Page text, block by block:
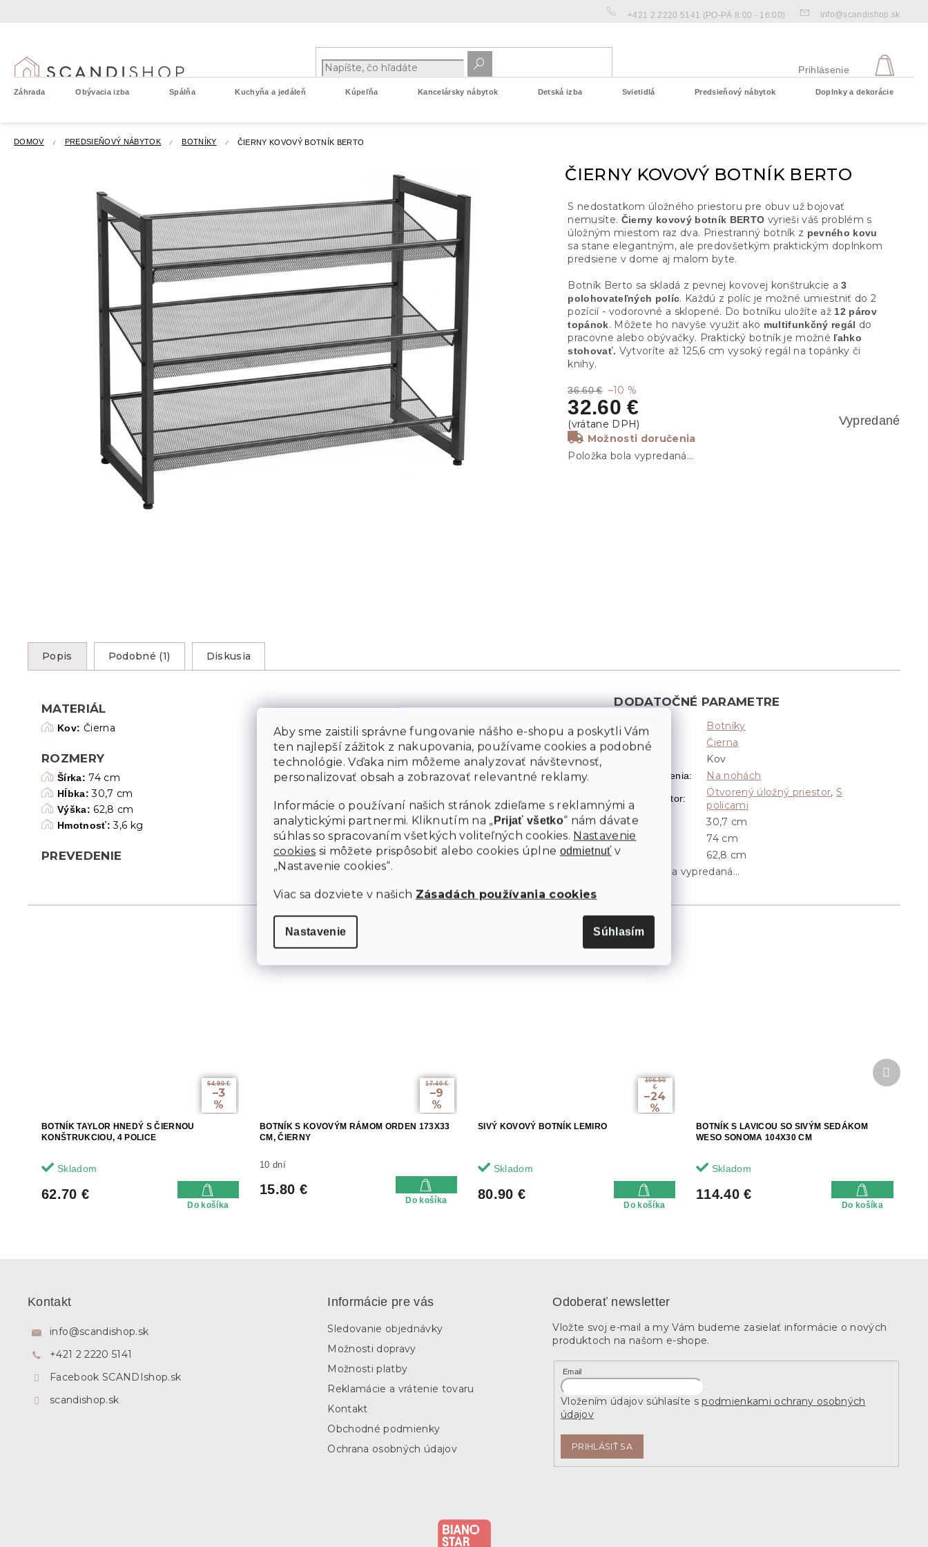
Aby sme zaistili správne fungovanie nášho e-shopu a poskytli Vám
ten najlepší zážitok z nakupovania, používame cookies a podobné
technológie. Vďaka nim môžeme analyzovať návštevnosť,
personalizovať obsah a zobrazovať relevantné reklamy.
Informácie o používaní našich stránok zdieľame s reklamnými a
analytickými partnermi. Kliknutím na „ Prijať všetko“ nám dávate
súhlas so spracovaním všetkých voliteľných cookies. Nastavenie
cookies si môžete prispôsobiť alebo cookies úplne odmietnuť v
„Nastavenie cookies“.
Viac sa dozviete v našich Zásadách používania cookies
Nastavenie Súhlasím
+421 2 2220 5141 (PO-PÁ 8:00 - 16:00) info@scandishop.sk
Prihlásenie
Záhrada Obývacia izba Spálňa Kuchyňa a jedáleň Kúpeľňa Kancelársky nábytok Detská izba Svietidlá Predsieňový nábytok Doplnky a dekorácie
DOMOV PREDSIEŇOVÝ NÁBYTOK BOTNÍKY ČIERNY KOVOVÝ BOTNÍK BERTO
ČIERNY KOVOVÝ BOTNÍK BERTO
36.60 € –10 %
32.60 €
Vypredané
Možnosti doručenia
Položka bola vypredaná…
S nedostatkom úložného priestoru pre obuv už bojovať
nemusíte. Čierny kovový botník BERTO vyrieši váš problém s
úložným miestom raz dva. Priestranný botník z pevného kovu
sa stane elegantným, ale predovšetkým praktickým doplnkom
predsiene v dome aj malom byte.
Botník Berto sa skladá z pevnej kovovej konštrukcie a3
polohovateľných políc. Každú z políc je možné umiestniť do 2
pozícií - vodorovné a sklopené. Do botníku uložíte až 12 párov
topánok. Môžete ho navyše využiť ako multifunkčný regál do
pracovne alebo obývačky. Praktický botník je možné ľahko
stohovať. Vytvoríte až 125,6 cm vysoký regál na topánky či
knihy.
64.90 €
–3
%
BOTNÍK TAYLOR HNEDÝ S ČIERNOU
KONŠTRUKCIOU, 4 POLICE
Skladom
62.70 €
Do košíka
17.40 €
–9
%
BOTNÍK S KOVOVÝM RÁMOM ORDEN 173X33
CM, ČIERNY
10 dní
15.80 €
Do košíka
106.50
€
–24
%
SIVÝ KOVOVÝ BOTNÍK LEMIRO
Skladom
80.90 €
Do košíka
BOTNÍK S LAVICOU SO SIVÝM SEDÁKOM
WESO SONOMA 104X30 CM
Skladom
114.40 €
Do košíka
Ďalší
produkt
Popis Podobné (1) Diskusia
MATERIÁL
Kov: Čierna
ROZMERY
Šírka: 74 cm
Hĺbka: 30,7 cm
Výška: 62,8 cm
Hmotnosť: 3,6 kg
PREVEDENIE
DODATOČNÉ PARAMETRE
Kategória Botníky
Farba: Čierna
Kov
Typ umiestnenia: Na nohách
Úložný priestor: Otvorený úložný priestor, S
policami
Hĺbka 30,7 cm
Šírka 74 cm
Výška
62,8 cm
Položka bola vypredaná…
Kontakt
info@scandishop.sk
+421 2 2220 5141
Facebook SCANDIshop.sk
scandishop.sk
Informácie pre vás
Sledovanie objednávky
Možnosti dopravy
Možnosti platby
Reklamácie a vrátenie tovaru
Kontakt
Obchodné podmienky
Ochrana osobných údajov
Odoberať newsletter
Vložte svoj e-mail a my Vám budeme zasielať informácie o nových
produktoch na našom e-shope.
Email
Vložením údajov súhlasíte spodmienkami ochrany osobných
údajov
PRIHLÁSIŤ SA